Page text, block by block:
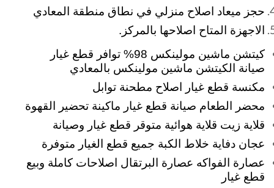
حجز ميعاد اصلاح منزلي في نطاق منطقة المعادي
الاجهزة المتاح اصلاحها بالمركز.
كيتشن ماشين مولينكس 98% توافر قطع غيار
صيانة الكيتشن ماشين مولينكس بالمعادي
مكنسة قطع غيار اصلاح مطحنة توابل
محضر الطعام صيانة قطع غيار ماكينة تحضير القهوة
قلاية زيت قلاية هوائية متوقر قطع غيار وصيانة
عجان دفاية خلاط الكبة جميع قطع الغيار متوفرة
عصارة الفواكه عصارة البرتقال اصلاحات كاملة وبيع
قطع غيار